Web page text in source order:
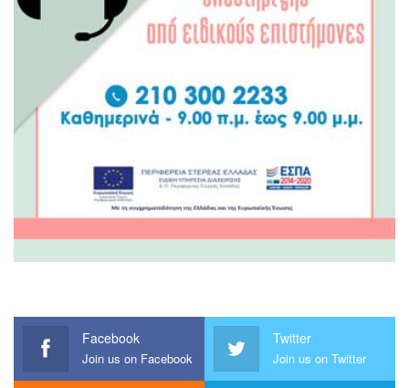
Facebook
Join us on Facebook
Twitter
Join us on Twitter